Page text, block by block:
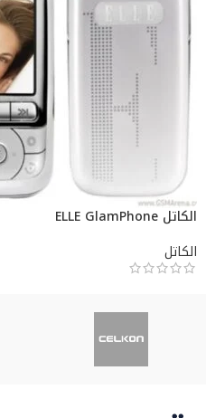
الكاتل ELLE GlamPhone
الكاتل